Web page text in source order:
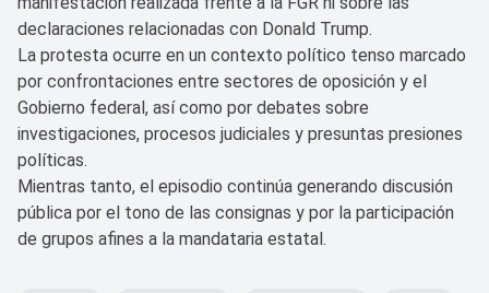
declaraciones relacionadas con Donald Trump.
La protesta ocurre en un contexto político tenso marcado
por confrontaciones entre sectores de oposición y el
Gobierno federal, así como por debates sobre
investigaciones, procesos judiciales y presuntas presiones
políticas.
Mientras tanto, el episodio continúa generando discusión
pública por el tono de las consignas y por la participación
de grupos afines a la mandataria estatal.